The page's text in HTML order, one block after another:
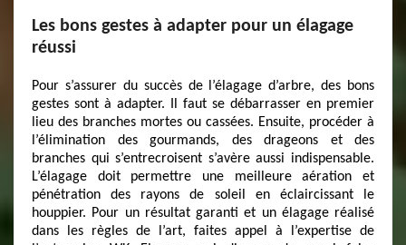
Les bons gestes à adapter pour un élagage
réussi
Pour s’assurer du succès de l’élagage d’arbre, des bons
gestes sont à adapter. Il faut se débarrasser en premier
lieu des branches mortes ou cassées. Ensuite, procéder à
l’élimination des gourmands, des drageons et des
branches qui s’entrecroisent s’avère aussi indispensable.
L’élagage doit permettre une meilleure aération et
pénétration des rayons de soleil en éclaircissant le
houppier. Pour un résultat garanti et un élagage réalisé
dans les règles de l’art, faites appel à l’expertise de